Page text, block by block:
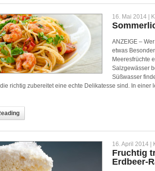
16. Mai 2014 |
ANZEIGE –
etwas
Meeresfrüchte
Salzgewässer
Süßwasser
richtig zubereitet eine echte Delikatesse sind. In einer
16. April 2014 |
Fruchtig
Erdbeer-